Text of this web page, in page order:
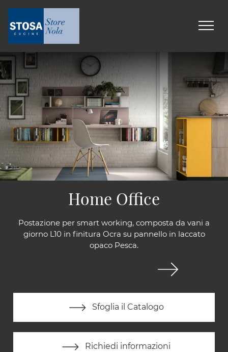
Postazione per smart working, composta da vani a
giorno L10 in finitura Ocra su pannello in laccato
opaco Pesca.
Sfoglia il Catalogo
Richiedi informazioni
Home Office